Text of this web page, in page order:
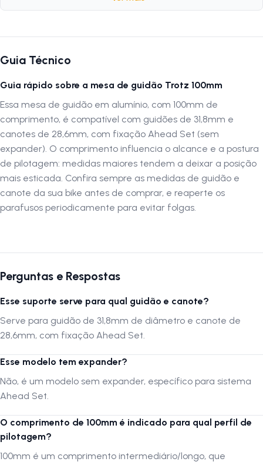
Marca:
Trotz
Medida:100mm
Diâmetro:
31,8mm
Diâmetro da Espiga:
28,6mm
Composição:Alumínio
Cor:Preto
Grau:+5
Unidade:Acompanha somente 1 suporte mesa
Por que escolher o Suporte Mesa de Guidão MTB Trotz
para quem busca uma instalação simples, eficiente e confortável.
Seu grau de elevação de+5 proporciona uma melhor posição para o
moderno e a cor preta se encaixam perfeitamente em diversas
bicicletas, tornando este suporte uma escolha ideal para os mais
exigentes.
Autenticação de montagem correta
Se optar por montar o produto por conta própria ou através de um
serviço não especializado, é crucial que a montagem seja verificada
adequadamente.
subir escadas ou transporte por guinchos para apartamentos.
Guia Técnico
Guia rápido sobre a mesa de guidão Trotz 100mm
Essa mesa de guidão em alumínio, com 100mm de
comprimento, é compatível com guidões de 31,8mm e
canotes de 28,6mm, com fixação Ahead Set (sem
expander). O comprimento influencia o alcance e a postura
de pilotagem: medidas maiores tendem a deixar a posição
mais esticada. Confira sempre as medidas de guidão e
canote da sua bike antes de comprar, e reaperte os
parafusos periodicamente para evitar folgas.
Perguntas e Respostas
Esse suporte serve para qual guidão e canote?
Serve para guidão de 31,8mm de diâmetro e canote de
28,6mm, com fixação Ahead Set.
Esse modelo tem expander?
Não, é um modelo sem expander, específico para sistema
Ahead Set.
O comprimento de 100mm é indicado para qual perfil de
pilotagem?
100mm é um comprimento intermediário/longo, que